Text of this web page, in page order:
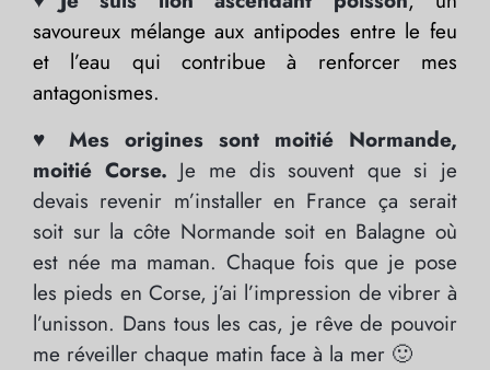
savoureux mélange aux antipodes entre le feu
et l’eau qui contribue à renforcer mes
antagonismes.
♥ Mes origines sont moitié Normande,
moitié Corse. Je me dis souvent que si je
devais revenir m’installer en France ça serait
soit sur la côte Normande soit en Balagne où
est née ma maman. Chaque fois que je pose
les pieds en Corse, j’ai l’impression de vibrer à
l’unisson. Dans tous les cas, je rêve de pouvoir
me réveiller chaque matin face à la mer 🙂